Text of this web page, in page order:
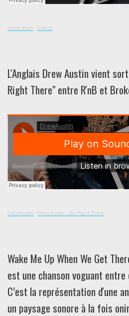
Violet Wish · Falling
L'Anglais Drew Austin vient
Right There" entre R'nB et
DrewAustin · Drew Austin - Be Right There
Wake Me Up When We Get
est une chanson voguant
C’est la représentation d'une
un paysage sonore à la fois